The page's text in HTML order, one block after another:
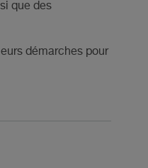
que des
démarches pour